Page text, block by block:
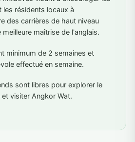
les résidents locaux à
des carrières de haut niveau
meilleure maîtrise de l'anglais.
minimum de 2 semaines et
effectué en semaine.
sont libres pour explorer le
visiter Angkor Wat.